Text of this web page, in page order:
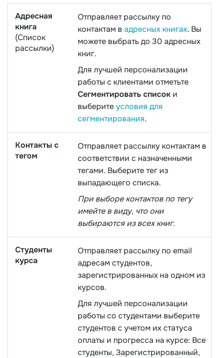
Адресная
книга
(Список
рассылки)
Отправляет рассылку по
контактам в адресных книгах. Вы
можете выбрать до 30 адресных
книг.
Для лучшей персонализации
работы с клиентами отметьте
Сегментировать список и
выберитеусловия для
сегментирования.
Контакты с
тегом
Отправляет рассылку контактам в
соответствии с назначенными
тегами. Выберите тег из
выпадающего списка.
При выборе контактов по тегу
имейте в виду, что они
выбираются из всех книг.
Студенты
курса
Отправляет рассылку по email
адресам студентов,
зарегистрированных на одном из
курсов.
Для лучшей персонализации
работы со студентами выберите
студентов с учетом их статуса
оплаты и прогресса на курсе: Все
студенты, Зарегистрированный,